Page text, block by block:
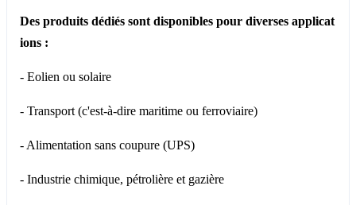
Des produits dédiés sont disponibles pour diverses applicat
ions :
- Eolien ou solaire
- Transport (c'est-à-dire maritime ou ferroviaire)
- Alimentation sans coupure (UPS)
- Industrie chimique, pétrolière et gazière